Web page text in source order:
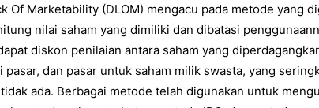
Of Marketability (DLOM) mengacu pada metode yang
nilai saham yang dimiliki dan dibatasi
diskon penilaian antara saham yang
pasar, dan pasar untuk saham milik swasta, yang
ada. Berbagai metode telah digunakan untuk